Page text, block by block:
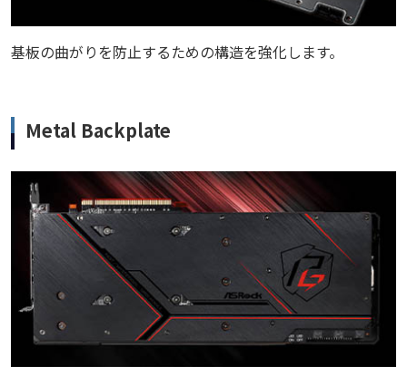
基板の曲がりを防止するための構造を強化します。
Metal Backplate